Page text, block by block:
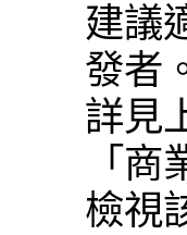
建議
發者
詳見
「
檢視